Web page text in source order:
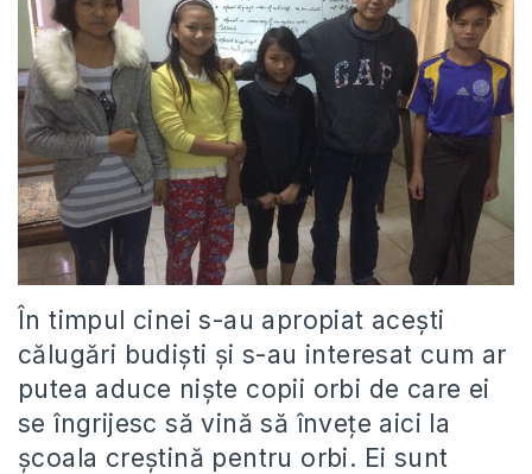
În timpul cinei s-au apropiat acești
călugări budiști și s-au interesat cum ar
putea aduce niște copii orbi de care ei
se îngrijesc să vină să învețe aici la
școala creștină pentru orbi. Ei sunt